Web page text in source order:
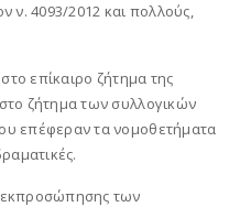
ν. 4093/2012 και πολλούς,
επίκαιρο ζήτημα της
ζήτημα των συλλογικών
επέφεραν τα νομοθετήματα
εκπροσώπησης των